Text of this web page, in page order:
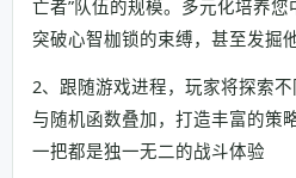
亡者”队伍的规模。多元化培养
突破心智枷锁的束缚，甚至发掘
2、跟随游戏进程，玩家将探索
与随机函数叠加，打造丰富的策
一把都是独一无二的战斗体验